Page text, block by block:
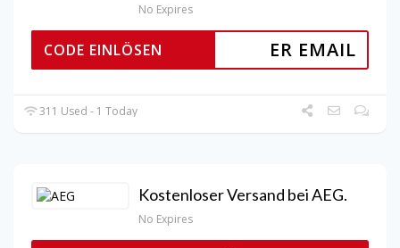
No Expires
ER EMAIL
CODE EINLÖSEN
311 Used - 1 Today
Kostenloser Versand bei AEG.
No Expires